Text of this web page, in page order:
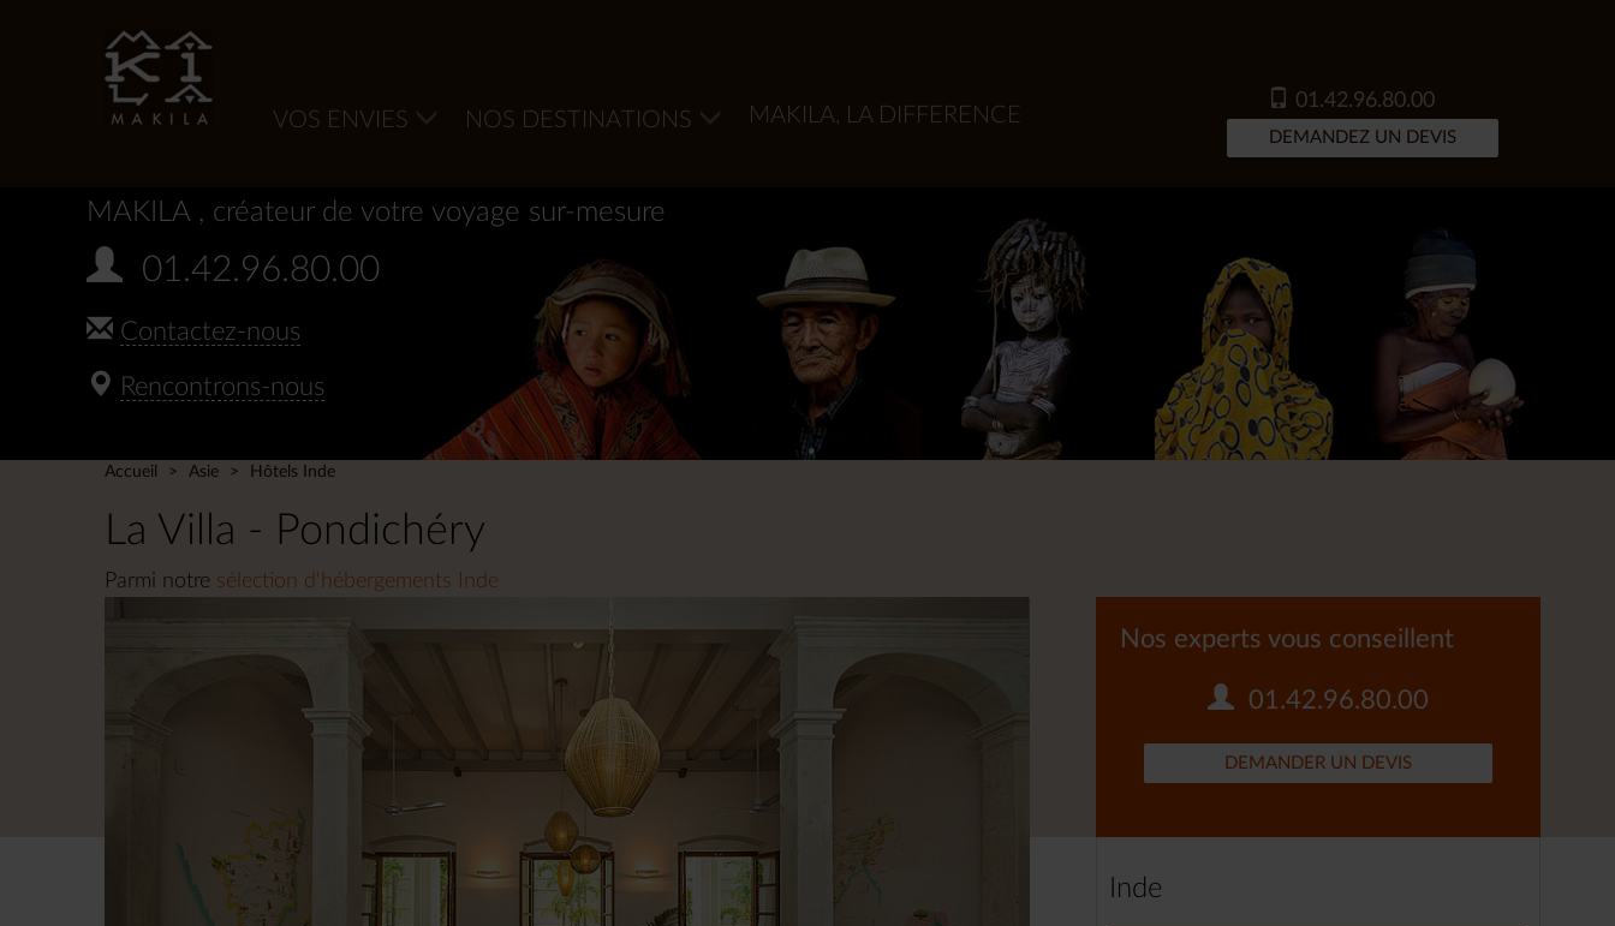
VOS ENVIES NOS DESTINATIONS MAKILA, LA DIFFERENCE
01.42.96.80.00
DEMANDEZ UN DEVIS
MAKILA , créateur de votre voyage sur-mesure
01.42.96.80.00
Contactez-nous
Rencontrons-nous
Accueil Asie Hôtels Inde
La Villa - Pondichéry
Parmi notre sélection d'hébergements Inde
Nos experts vous conseillent
01.42.96.80.00
DEMANDER UN DEVIS
Inde